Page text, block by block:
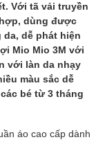
Với tã vải truyền
dùng được
dễ phát hiện
Mio Mio 3M với
với làn da nhạy
màu sắc dễ
bé từ 3 tháng
áo cao cấp dành